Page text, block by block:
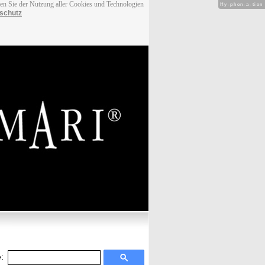
Sie der Nutzung aller Cookies und Technologien
Hy-phen-a-tion